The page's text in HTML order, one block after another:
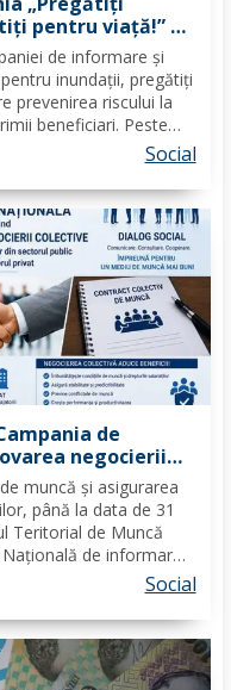
pentru viață!” –
cum să se
de informare și
inundații, pregătiți
prevenirea riscului la
beneficiari. Peste
de vară organizată
Social
de
negocierii
din
muncă și asigurarea
până la data de 31
Teritorial de Muncă
de informare
colective la nivelulSocial